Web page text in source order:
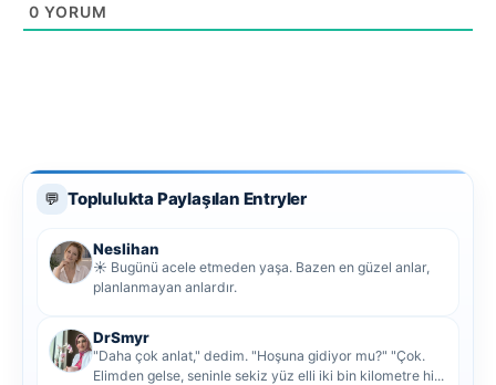
0 YORUM
💬 Toplulukta Paylaşılan Entryler
Neslihan
☀️ Bugünü acele etmeden yaşa. Bazen en güzel anlar,
planlanmayan anlardır.
DrSmyr
"Daha çok anlat," dedim. "Hoşuna gidiyor mu?" "Çok.
Elimden gelse, seninle sekiz yüz elli iki bin kilometre hi...